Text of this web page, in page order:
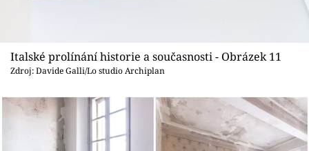
Italské prolínání historie a současnosti - Obrázek 11
Zdroj: Davide Galli/Lo studio Archiplan